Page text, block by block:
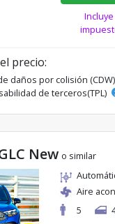
precio:
daños por colisión (CDW)
de terceros(TPL)
New o similar
Aire
5